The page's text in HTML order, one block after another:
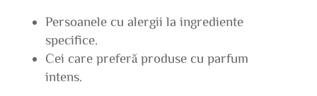
Persoanele cu alergii la ingrediente
specifice.
Cei care preferă produse cu parfum
intens.